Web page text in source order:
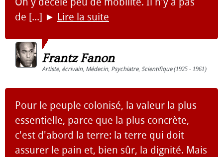
de [...] ► Lire la suite
Frantz Fanon
Artiste, écrivain, Médecin, Psychiatre, Scientifique(1925 - 1961)
Pour le peuple colonisé, la valeur la plus
essentielle, parce que la plus concrète,
c'est d'abord la terre: la terre qui doit
assurer le pain et, bien sûr, la dignité. Mais